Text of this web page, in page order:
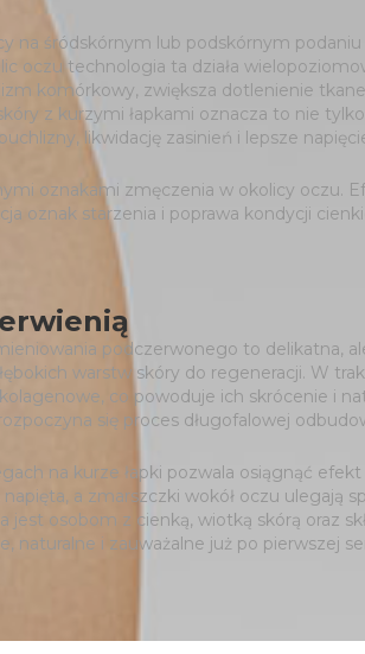
na śródskórnym lub podskórnym
oczu technologia ta działa
komórkowy, zwiększa dotlenienie
z kurzymi łapkami oznacza to nie
likwidację zasinień i lepsze
oznakami zmęczenia w okolicy oczu.
oznak starzenia i poprawa kondycji
podczerwonego to delikatna,
warstw skóry do regeneracji. W
co powoduje ich skrócenie i
się proces długofalowej
na kurze łapki pozwala osiągnąć
a zmarszczki wokół oczu ulegają
jest osobom z cienką, wiotką skórą oraz
naturalne i zauważalne już po pierwszej